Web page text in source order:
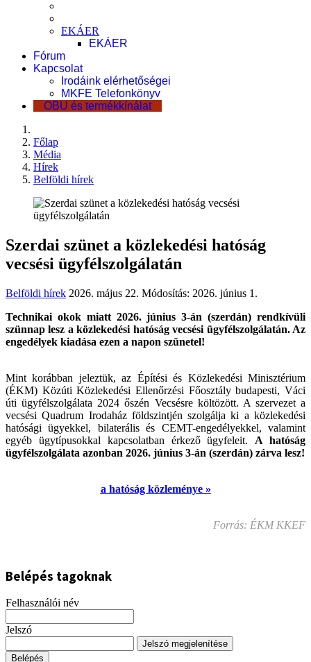
EKÁER
EKÁER
Fórum
Kapcsolat
Irodáink elérhetőségei
MKFE Telefonkönyv
OBU és termékkínálat
Főlap
Média
Hírek
Belföldi hírek
Szerdai szünet a közlekedési hatóság
vecsési ügyfélszolgálatán
Belföldi hírek 2026. május 22. Módosítás: 2026. június 1.
Technikai okok miatt 2026. június 3-án (szerdán) rendkívüli
szünnap lesz a közlekedési hatóság vecsési ügyfélszolgálatán. Az
engedélyek kiadása ezen a napon szünetel!
Mint korábban jeleztük, az Építési és Közlekedési Minisztérium
(ÉKM) Közúti Közlekedési Ellenőrzési Főosztály budapesti, Váci
úti ügyfélszolgálata 2024 őszén Vecsésre költözött. A szervezet a
vecsési Quadrum Irodaház földszintjén szolgálja ki a közlekedési
hatósági ügyekkel, bilaterális és CEMT-engedélyekkel, valamint
egyéb ügytípusokkal kapcsolatban érkező ügyfeleit. A hatóság
ügyfélszolgálata azonban 2026. június 3-án (szerdán) zárva lesz!
a hatóság közleménye »
Forrás: ÉKM KKEF
Belépés tagoknak
Felhasználói név
Jelszó
Jelszó megjelenítése
Belépés